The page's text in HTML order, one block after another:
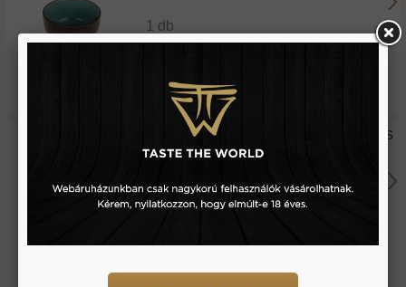
1 db
Türkiz kőagyag szögletes szószos
tál 8,5*8,5*3 cm
1 db